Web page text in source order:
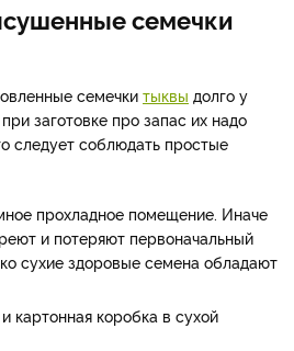
семечки
семечки тыквы долго у
заготовке про запас их надо
следует соблюдать простые
прохладное помещение. Иначе
и потеряют первоначальный
сухие здоровые семена обладают
картонная коробка в сухой